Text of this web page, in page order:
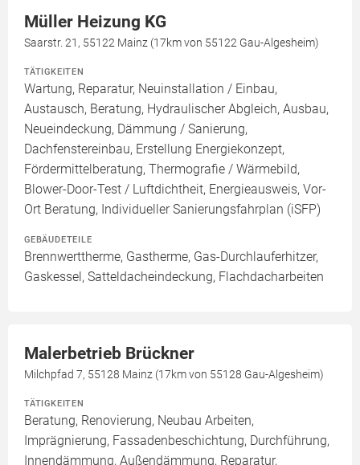
Müller Heizung KG
Saarstr. 21, 55122 Mainz (17km von 55122 Gau-Algesheim)
TÄTIGKEITEN
Wartung, Reparatur, Neuinstallation / Einbau,
Austausch, Beratung, Hydraulischer Abgleich, Ausbau,
Neueindeckung, Dämmung / Sanierung,
Dachfenstereinbau, Erstellung Energiekonzept,
Fördermittelberatung, Thermografie / Wärmebild,
Blower-Door-Test / Luftdichtheit, Energieausweis, Vor-
Ort Beratung, Individueller Sanierungsfahrplan (iSFP)
GEBÄUDETEILE
Brennwerttherme, Gastherme, Gas-Durchlauferhitzer,
Gaskessel, Satteldacheindeckung, Flachdacharbeiten
Malerbetrieb Brückner
Milchpfad 7, 55128 Mainz (17km von 55128 Gau-Algesheim)
TÄTIGKEITEN
Beratung, Renovierung, Neubau Arbeiten,
Imprägnierung, Fassadenbeschichtung, Durchführung,
Innendämmung, Außendämmung, Reparatur,